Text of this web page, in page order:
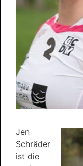
Jen
Schräder
ist die